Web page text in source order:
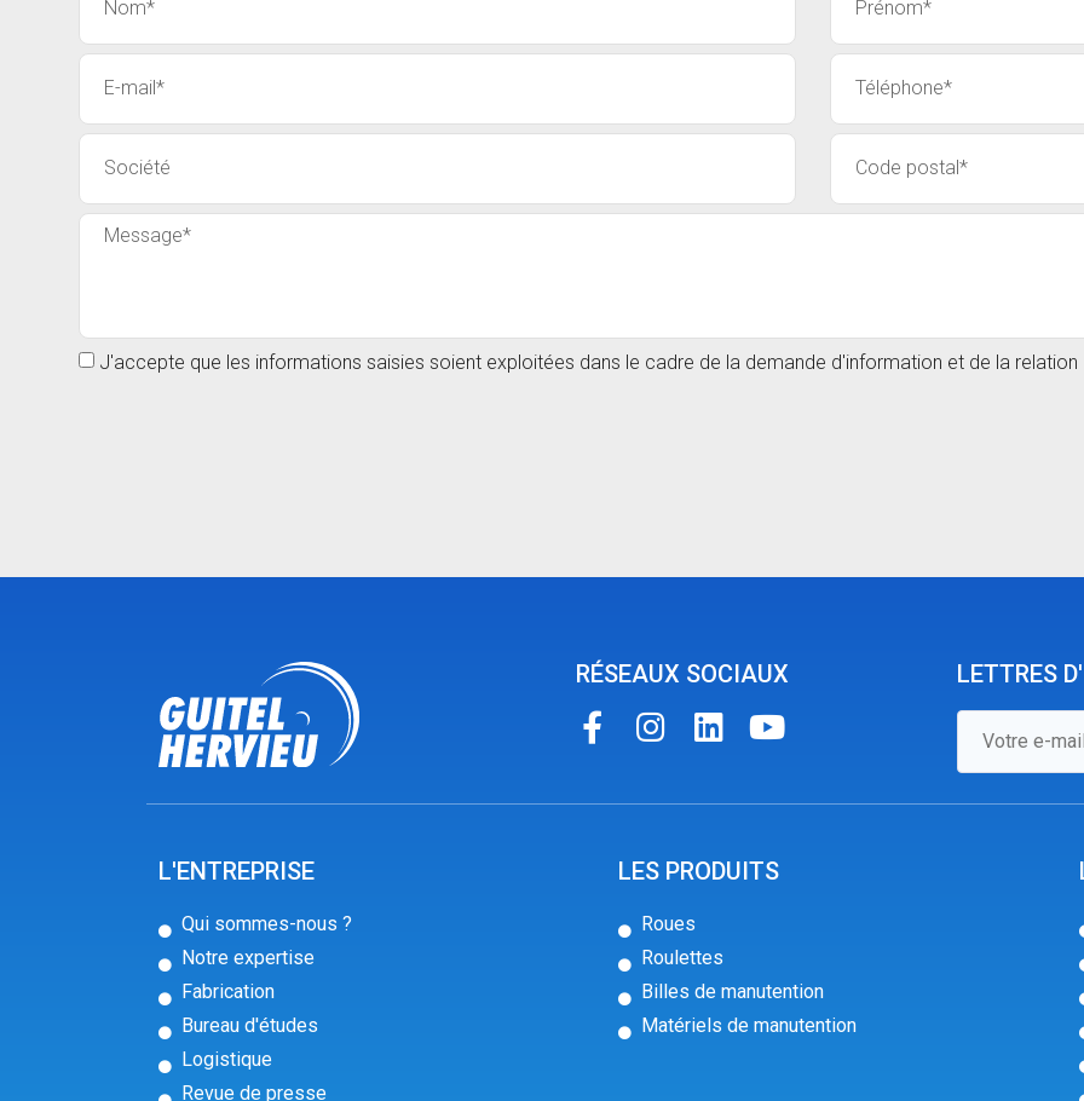
J'accepte que les informations saisies soient exploitées dans le cadre de la demande d'information et de la
RÉSEAUX SOCIAUX LETTRES
L'ENTREPRISE
Qui sommes-nous ?
Notre expertise
Fabrication
Bureau d'études
Logistique
Revue de presse
LES PRODUITS
Roues
Roulettes
Billes de manutention
Matériels de manutention